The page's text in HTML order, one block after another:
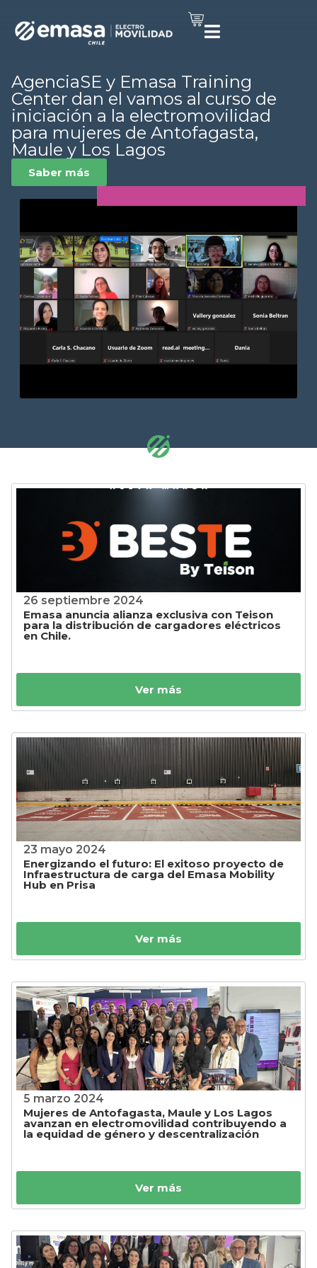
AgenciaSE y Emasa Training
Center dan el vamos al curso de
iniciación a la electromovilidad
para mujeres de Antofagasta,
Maule y Los Lagos
Saber más
26 septiembre 2024
Emasa anuncia alianza exclusiva con Teison
para la distribución de cargadores eléctricos
en Chile.
Ver más
23 mayo 2024
Energizando el futuro: El exitoso proyecto de
Infraestructura de carga del Emasa Mobility
Hub en Prisa
Ver más
5 marzo 2024
Mujeres de Antofagasta, Maule y Los Lagos
avanzan en electromovilidad contribuyendo a
la equidad de género y descentralización
Ver más